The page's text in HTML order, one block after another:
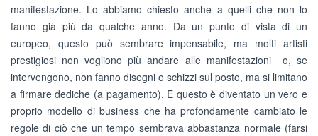
manifestazione. Lo abbiamo chiesto anche a quelli che non lo
fanno già più da qualche anno. Da un punto di vista di un
europeo, questo può sembrare impensabile, ma molti artisti
prestigiosi non vogliono più andare alle manifestazioni o, se
intervengono, non fanno disegni o schizzi sul posto, ma si limitano
a firmare dediche (a pagamento). E questo è diventato un vero e
proprio modello di business che ha profondamente cambiato le
regole di ciò che un tempo sembrava abbastanza normale (farsi